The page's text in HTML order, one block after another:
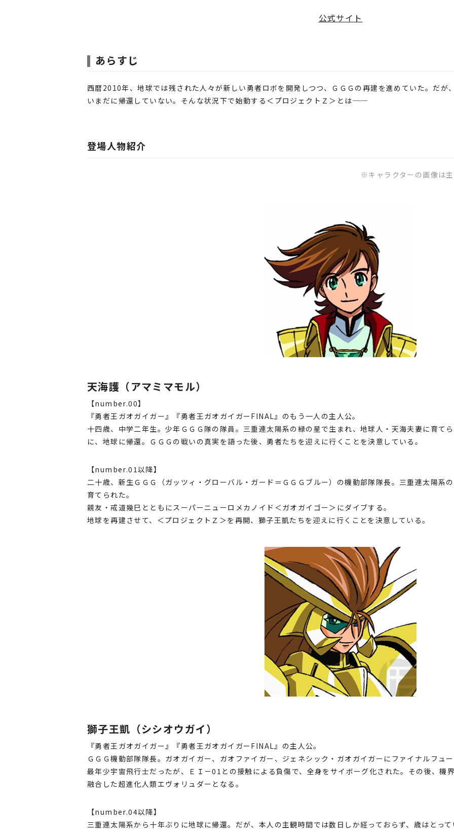
公式サイト
あらすじ
西暦2010年、地球では残された人々が新しい勇者ロボを開発しつつ、ＧＧＧの再建を進めていた。だが
いまだに帰還していない。そんな状況下で始動する＜プロジェクトＺ＞とは──
登場人物紹介
※キャラクターの画像は
天海護（アマミマモル）
【number.00】
『勇者王ガオガイガー』『勇者王ガオガイガーFINAL』のもう一人の主人公。
十四歳、中学二年生。少年ＧＧＧ隊の隊員。三重連太陽系の緑の星で生まれ、地球人・天海夫妻に育て
に、地球に帰還。ＧＧＧの戦いの真実を語った後、勇者たちを迎えに行くことを決意している。
【number.01以降】
二十歳、新生ＧＧＧ（ガッツィ・グローバル・ガード＝ＧＧＧブルー）の機動部隊隊長。三重連太陽系
育てられた。
親友・戒道幾巳とともにスーパーニューロメカノイド＜ガオガイゴー＞にダイブする。
地球を再建させて、＜プロジェクトＺ＞を再開、獅子王凱たちを迎えに行くことを決意している。
獅子王凱（シシオウガイ）
『勇者王ガオガイガー』『勇者王ガオガイガーFINAL』の主人公。
ＧＧＧ機動部隊隊長。ガオガイガー、ガオファイガー、ジェネシック・ガオガイガーにファイナルフュ
最年少宇宙飛行士だったが、ＥＩ－01との接触による負傷で、全身をサイボーグ化された。その後、機
融合した超進化人類エヴォリュダーとなる。
【number.04以降】
三重連太陽系から十年ぶりに地球に帰還。だが、本人の主観時間では数日しか経っておらず、歳はとって